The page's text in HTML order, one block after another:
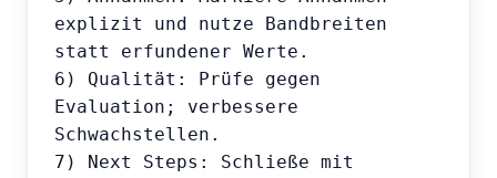
explizit und nutze Bandbreiten
statt erfundener Werte.
6) Qualität: Prüfe gegen
Evaluation; verbessere
Schwachstellen.
7) Next Steps: Schließe mit